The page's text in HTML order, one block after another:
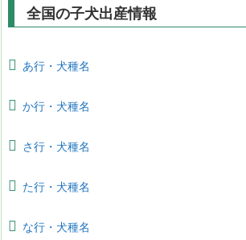
全国の子犬出産情報
あ行・犬種名
か行・犬種名
さ行・犬種名
た行・犬種名
な行・犬種名